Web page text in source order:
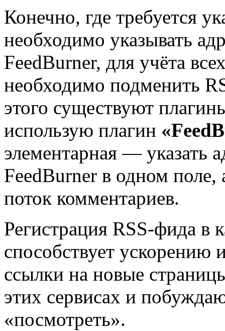
Конечно, где требуется
необходимо указывать
FeedBurner, для учёта
необходимо подменить
этого существуют
использую плагин
элементарная — указать
FeedBurner в одном
поток комментариев.
Регистрация RSS-фида в
способствует ускорению
ссылки на новые
этих сервисах и
«посмотреть».